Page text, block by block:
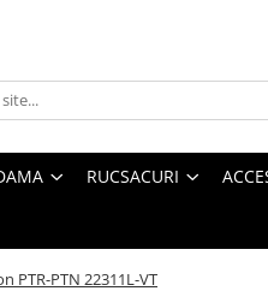
RUCSACURI
PTR-PTN 22311L-VT